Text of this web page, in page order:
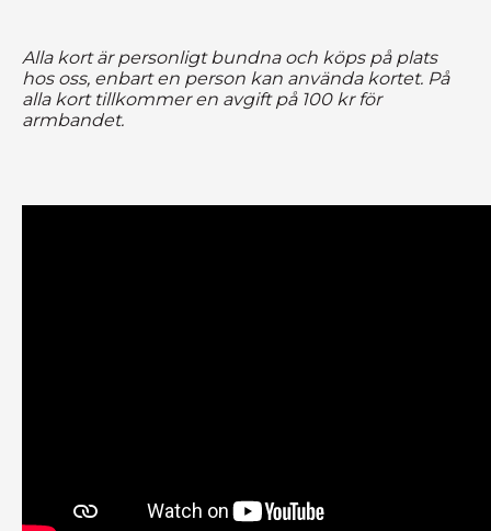
Alla kort är personligt bundna och köps på plats
hos oss, enbart en person kan använda kortet. På
alla kort tillkommer en avgift på 100 kr för
armbandet.